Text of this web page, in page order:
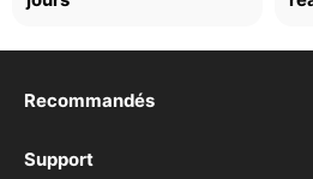
Recommandés
realme 16 5G
Support